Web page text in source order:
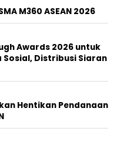
M360 ASEAN 2026
Awards 2026 untuk
Sosial, Distribusi Siaran
Hentikan Pendanaan